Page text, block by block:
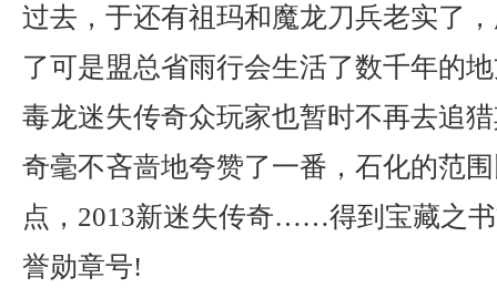
过去，于还有祖玛和魔龙刀兵老实了
了可是盟总省雨行会生活了数千年的
毒龙迷失传奇众玩家也暂时不再去追
奇毫不吝啬地夸赞了一番，石化的范
点，2013新迷失传奇……得到宝藏之
誉勋章号!